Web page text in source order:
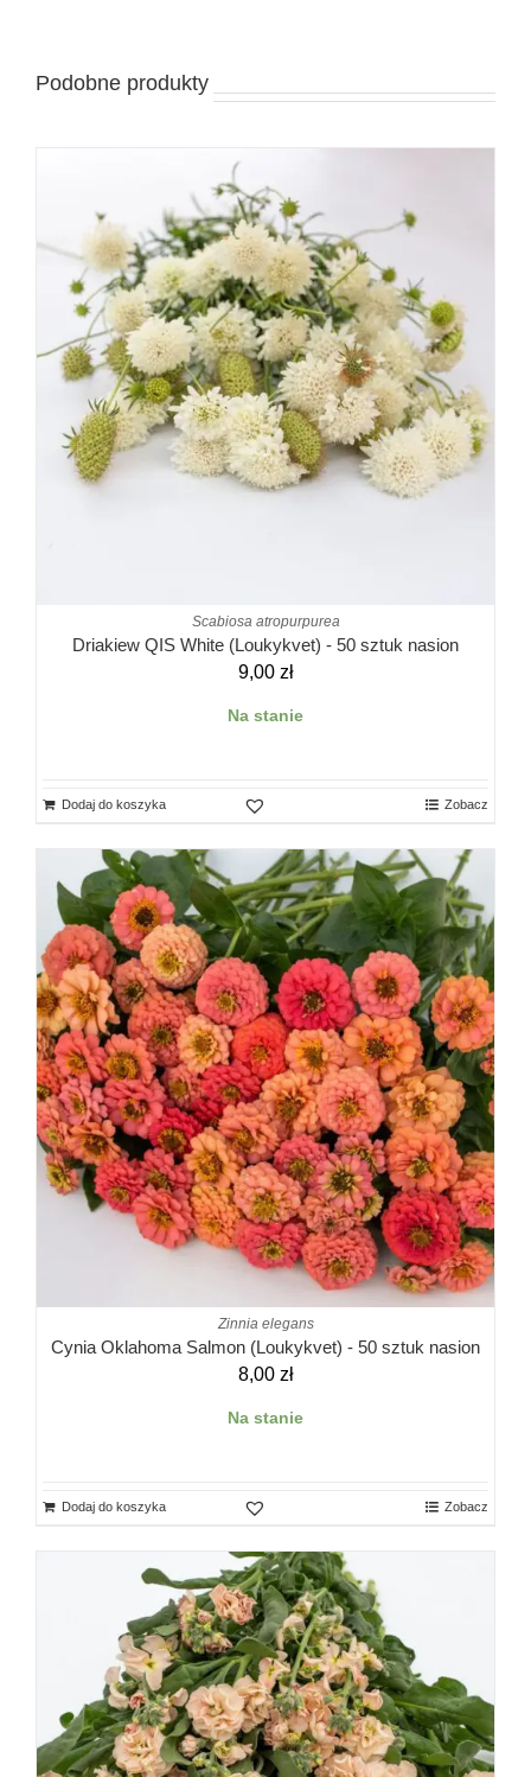
Podobne produkty
Scabiosa atropurpurea
Driakiew QIS White (Loukykvet) - 50 sztuk nasion
9,00 zł
Na stanie
Dodaj do koszyka Zobacz
Zinnia elegans
Cynia Oklahoma Salmon (Loukykvet) - 50 sztuk nasion
8,00 zł
Na stanie
Dodaj do koszyka Zobacz